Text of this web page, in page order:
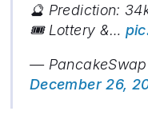
🔮 Prediction:
🎟️ Lottery &…
— PancakeSwap
December 26,